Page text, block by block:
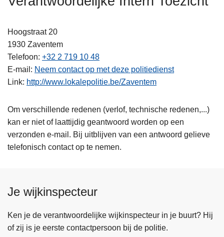
Hoogstraat 20
1930 Zaventem
Telefoon +32 2 719 10 48
E-mail
Neem contact op met deze politiedienst
Link http://www.lokalepolitie.be/Zaventem
Om verschillende redenen (verlof, technische redenen,...)
kan er niet of laattijdig geantwoord worden op een
verzonden e-mail. Bij uitblijven van een antwoord gelieve
telefonisch contact op te nemen.
Je wijkinspecteur
Ken je de verantwoordelijke wijkinspecteur in je buurt? Hij
of zij is je eerste contactpersoon bij de politie.